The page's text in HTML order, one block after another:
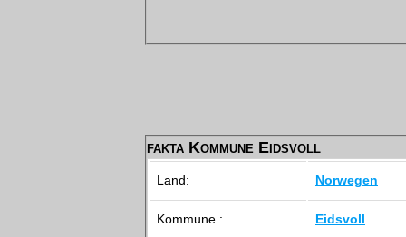
fakta Kommune Eidsvoll
Land: Norwegen
Kommune : Eidsvoll